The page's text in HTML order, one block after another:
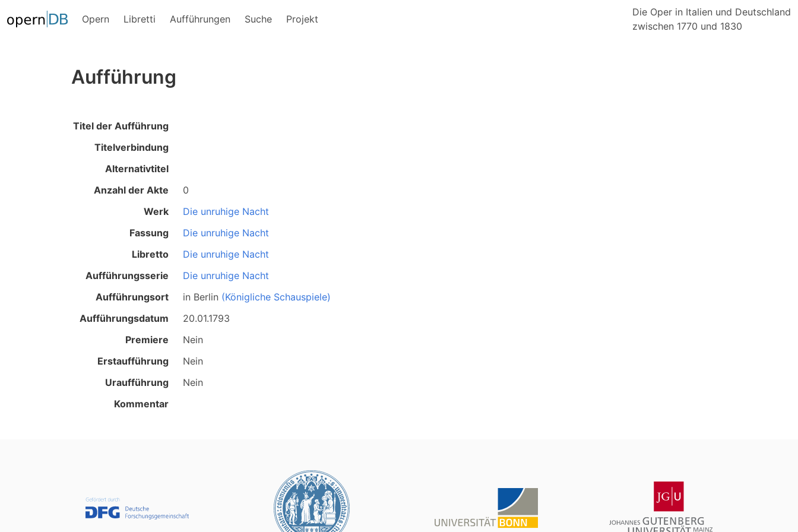
Opern Libretti Aufführungen Suche Projekt
Die Oper in Italien und Deutschland
zwischen 1770 und 1830
Aufführung
Titel der Aufführung
Titelverbindung
Alternativtitel
Anzahl der Akte
0
Werk
Die unruhige Nacht
Fassung
Die unruhige Nacht
Libretto
Die unruhige Nacht
Aufführungsserie
Die unruhige Nacht
Aufführungsort
in Berlin (Königliche Schauspiele)
Aufführungsdatum
20.01.1793
Premiere
Nein
Erstaufführung
Nein
Uraufführung
Nein
Kommentar